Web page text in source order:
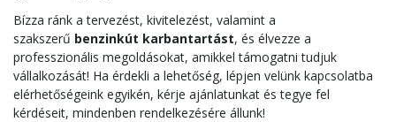
Bízza ránk a tervezést, kivitelezést, valamint a
szakszerű benzinkút karbantartást, és élvezze a
professzionális megoldásokat, amikkel támogatni tudjuk
vállalkozását! Ha érdekli a lehetőség, lépjen velünk kapcsolatba
elérhetőségeink egyikén, kérje ajánlatunkat és tegye fel
kérdéseit, mindenben rendelkezésére állunk!